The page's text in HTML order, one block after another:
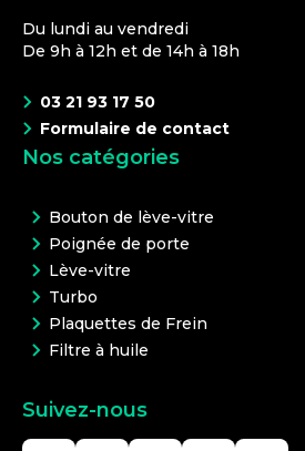
Du lundi au vendredi
De 9h à 12h et de 14h à 18h
03 21 93 17 50
Formulaire de contact
Nos catégories
Bouton de lève-vitre
Poignée de porte
Lève-vitre
Turbo
Plaquettes de Frein
Filtre à huile
Suivez-nous